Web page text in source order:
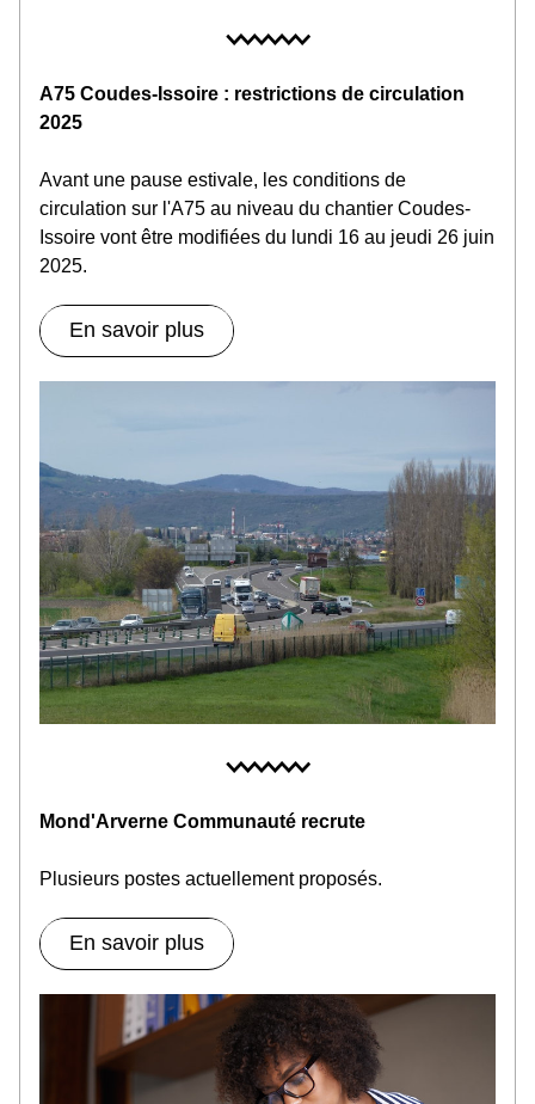
A75 Coudes-Issoire : restrictions de circulation
2025
Avant une pause estivale, les conditions de
circulation sur l'A75 au niveau du chantier Coudes-
Issoire vont être modifiées du lundi 16 au jeudi 26 juin
2025.
En savoir plus
Mond'Arverne Communauté recrute
Plusieurs postes actuellement proposés.
En savoir plus